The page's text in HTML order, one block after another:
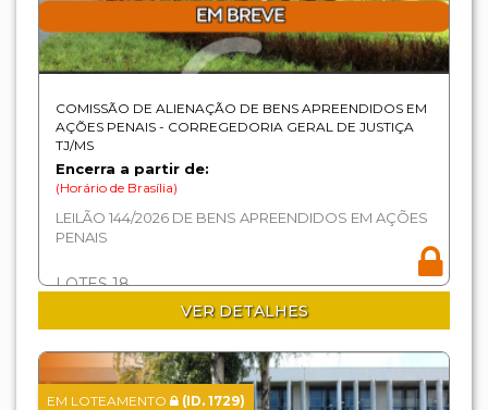
COMISSÃO DE ALIENAÇÃO DE BENS APREENDIDOS EM
AÇÕES PENAIS - CORREGEDORIA GERAL DE JUSTIÇA
TJ/MS
Encerra a partir de:
(Horário de Brasília)
LEILÃO 144/2026 DE BENS APREENDIDOS EM AÇÕES
PENAIS
LOTES 18
VER DETALHES
EM LOTEAMENTO (ID. 1729)